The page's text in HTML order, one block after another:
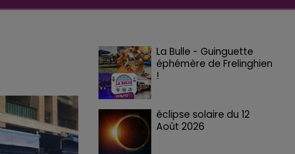
La Bulle - Guinguette
éphémère de Frelinghien
!
éclipse solaire du 12
Août 2026